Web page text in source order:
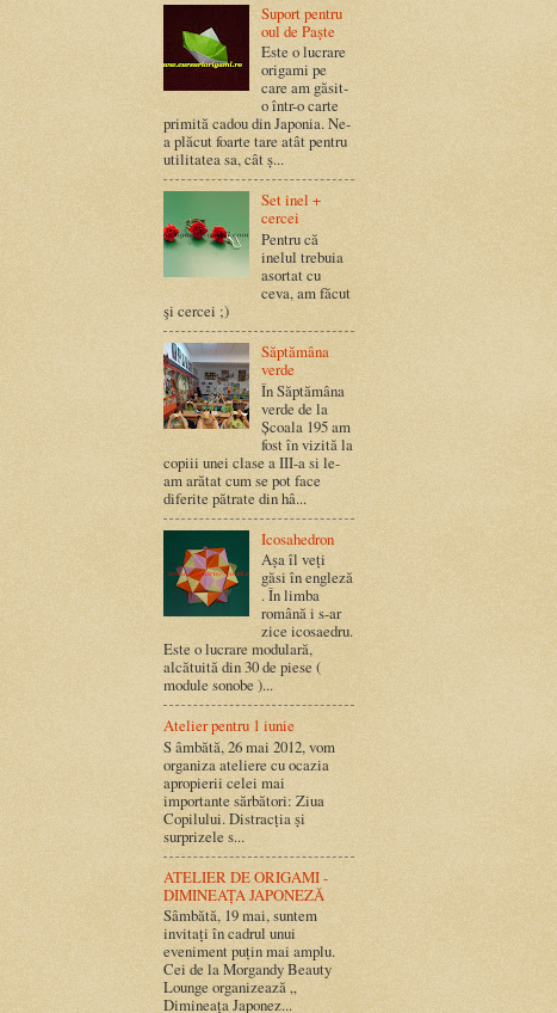
Suport pentru
oul de Paște
Este o lucrare
origami pe
care am găsit-
o într-o carte
primită cadou din Japonia. Ne-
a plăcut foarte tare atât pentru
utilitatea sa, cât ș...
Set inel +
cercei
Pentru că
inelul trebuia
asortat cu
ceva, am făcut
şi cercei ;)
Săptămâna
verde
În Săptămâna
verde de la
Școala 195 am
fost în vizită la
copiii unei clase a III-a si le-
am arătat cum se pot face
diferite pătrate din hâ...
Icosahedron
Așa îl veți
găsi în engleză
. În limba
română i s-ar
zice icosaedru.
Este o lucrare modulară,
alcătuită din 30 de piese (
module sonobe )...
Atelier pentru 1 iunie
S âmbătă, 26 mai 2012, vom
organiza ateliere cu ocazia
apropierii celei mai
importante sărbători: Ziua
Copilului. Distracția și
surprizele s...
ATELIER DE ORIGAMI -
DIMINEAȚA JAPONEZĂ
Sâmbătă, 19 mai, suntem
invitați în cadrul unui
eveniment puțin mai amplu.
Cei de la Morgandy Beauty
Lounge organizează „
Dimineața Japonez...